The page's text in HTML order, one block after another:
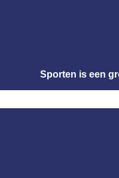
Sporten is een